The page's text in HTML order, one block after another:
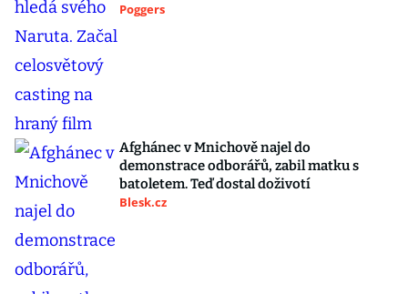
Poggers
Afghánec v Mnichově najel do
demonstrace odborářů, zabil matku s
batoletem. Teď dostal doživotí
Blesk.cz